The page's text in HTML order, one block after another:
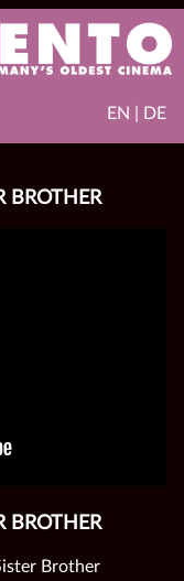
EN | DE
BROTHER
BROTHER
Brother